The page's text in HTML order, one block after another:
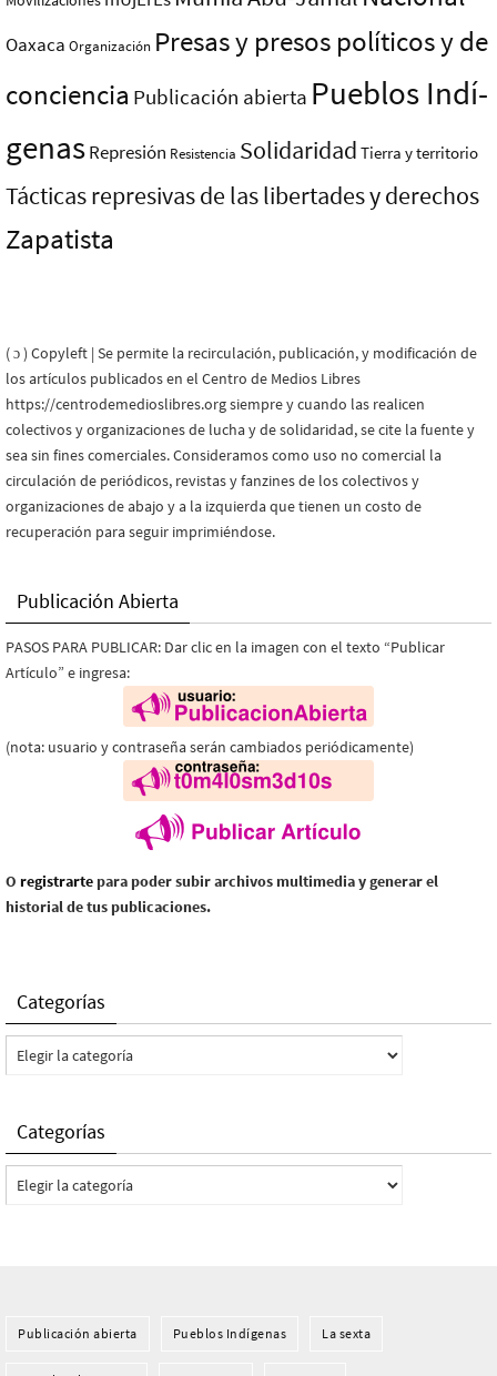
Oaxaca Organización Presas y presos polí­ticos y de
conciencia Publicación abierta Pueblos Indí­
genasRepresión Resistencia Solidaridad Tierra y territorio
Tácticas represivas de las libertades y derechos
Zapatista
( ɔ ) Copyleft | Se permite la recirculación, publicación, y modificación de
los artículos publicados en el Centro de Medios Libres
https://centrodemedioslibres.org siempre y cuando las realicen
colectivos y organizaciones de lucha y de solidaridad, se cite la fuente y
sea sin fines comerciales. Consideramos como uso no comercial la
circulación de periódicos, revistas y fanzines de los colectivos y
organizaciones de abajo y a la izquierda que tienen un costo de
recuperación para seguir imprimiéndose.
Publicación Abierta
PASOS PARA PUBLICAR: Dar clic en la imagen con el texto “Publicar
Artículo” e ingresa:
(nota: usuario y contraseña serán cambiados periódicamente)
O registrarte para poder subir archivos multimedia y generar el
historial de tus publicaciones.
Categorías
Categorías
Categorías
Categorías
Publicación abierta Pueblos Indí­genas La sexta